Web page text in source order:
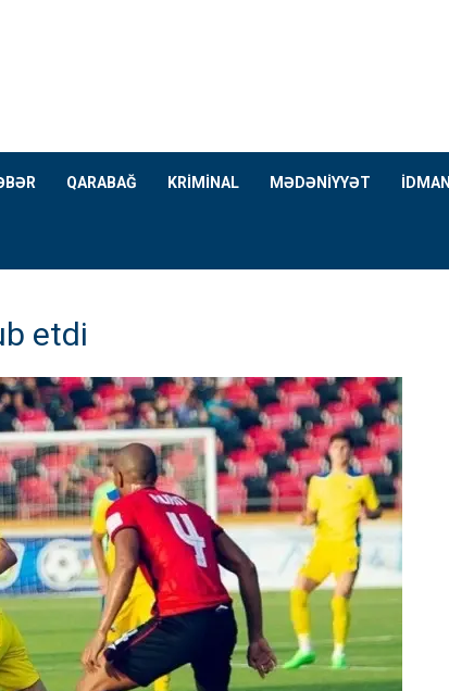
QARABAĞ KRİMİNAL MƏDƏNİYYƏT İDMAN
etdi